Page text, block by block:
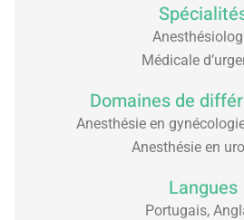
Médicale
Domaines de
Anesthésie en
Anesthésie en
Langues
Portugais,